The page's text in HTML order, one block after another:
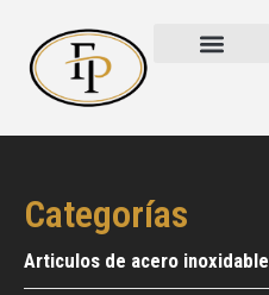
Categorías
articulos de acero inoxidable